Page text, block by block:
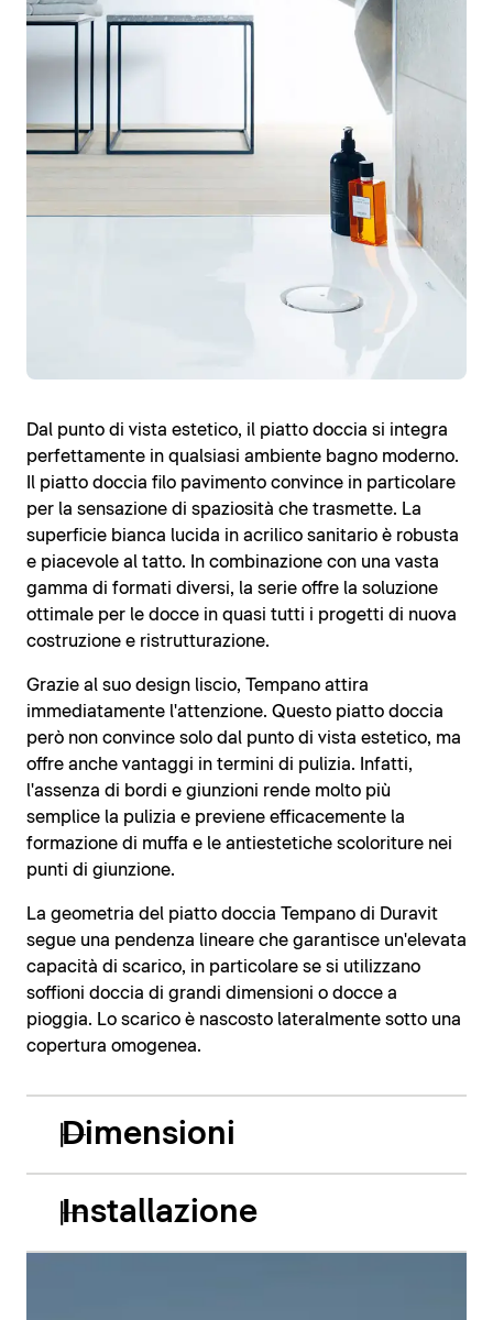
Dal punto di vista estetico, il piatto doccia si integra
perfettamente in qualsiasi ambiente bagno moderno.
Il piatto doccia filo pavimento convince in particolare
per la sensazione di spaziosità che trasmette. La
superficie bianca lucida in acrilico sanitario è robusta
e piacevole al tatto. In combinazione con una vasta
gamma di formati diversi, la serie offre la soluzione
ottimale per le docce in quasi tutti i progetti di nuova
costruzione e ristrutturazione.
Grazie al suo design liscio, Tempano attira
immediatamente l'attenzione. Questo piatto doccia
però non convince solo dal punto di vista estetico, ma
offre anche vantaggi in termini di pulizia. Infatti,
l'assenza di bordi e giunzioni rende molto più
semplice la pulizia e previene efficacemente la
formazione di muffa e le antiestetiche scoloriture nei
punti di giunzione.
La geometria del piatto doccia Tempano di Duravit
segue una pendenza lineare che garantisce un'elevata
capacità di scarico, in particolare se si utilizzano
soffioni doccia di grandi dimensioni o docce a
pioggia. Lo scarico è nascosto lateralmente sotto una
copertura omogenea.
Dimensioni
Installazione